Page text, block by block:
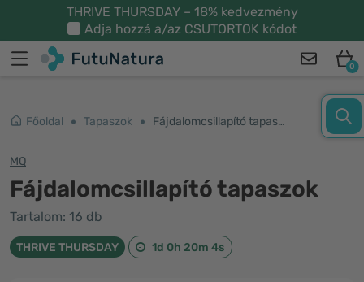
THRIVE THURSDAY – 18% kedvezmény
Adja hozzá a/az CSUTORTOK kódot
0
Főoldal Tapaszok Fájdalomcsillapító tapaszok
MQ
Fájdalomcsillapító tapaszok
Tartalom: 16 db
THRIVE THURSDAY 1d 0h 20m 4s